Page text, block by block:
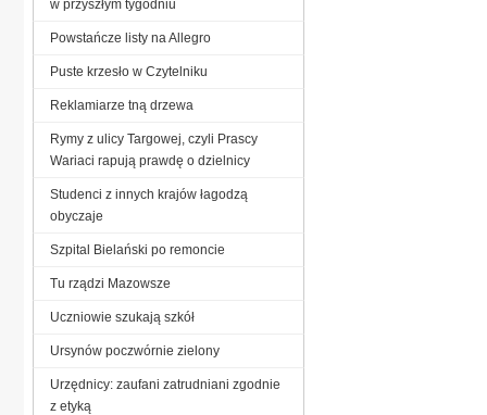
w przyszłym tygodniu
Powstańcze listy na Allegro
Puste krzesło w Czytelniku
Reklamiarze tną drzewa
Rymy z ulicy Targowej, czyli Prascy
Wariaci rapują prawdę o dzielnicy
Studenci z innych krajów łagodzą
obyczaje
Szpital Bielański po remoncie
Tu rządzi Mazowsze
Uczniowie szukają szkół
Ursynów poczwórnie zielony
Urzędnicy: zaufani zatrudniani zgodnie
z etyką